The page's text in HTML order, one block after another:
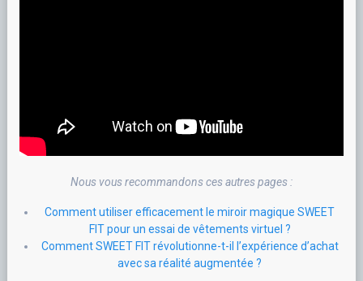
Nous vous recommandons ces autres pages :
Comment utiliser efficacement le miroir magique SWEET
FIT pour un essai de vêtements virtuel ?
Comment SWEET FIT révolutionne-t-il l’expérience d’achat
avec sa réalité augmentée ?